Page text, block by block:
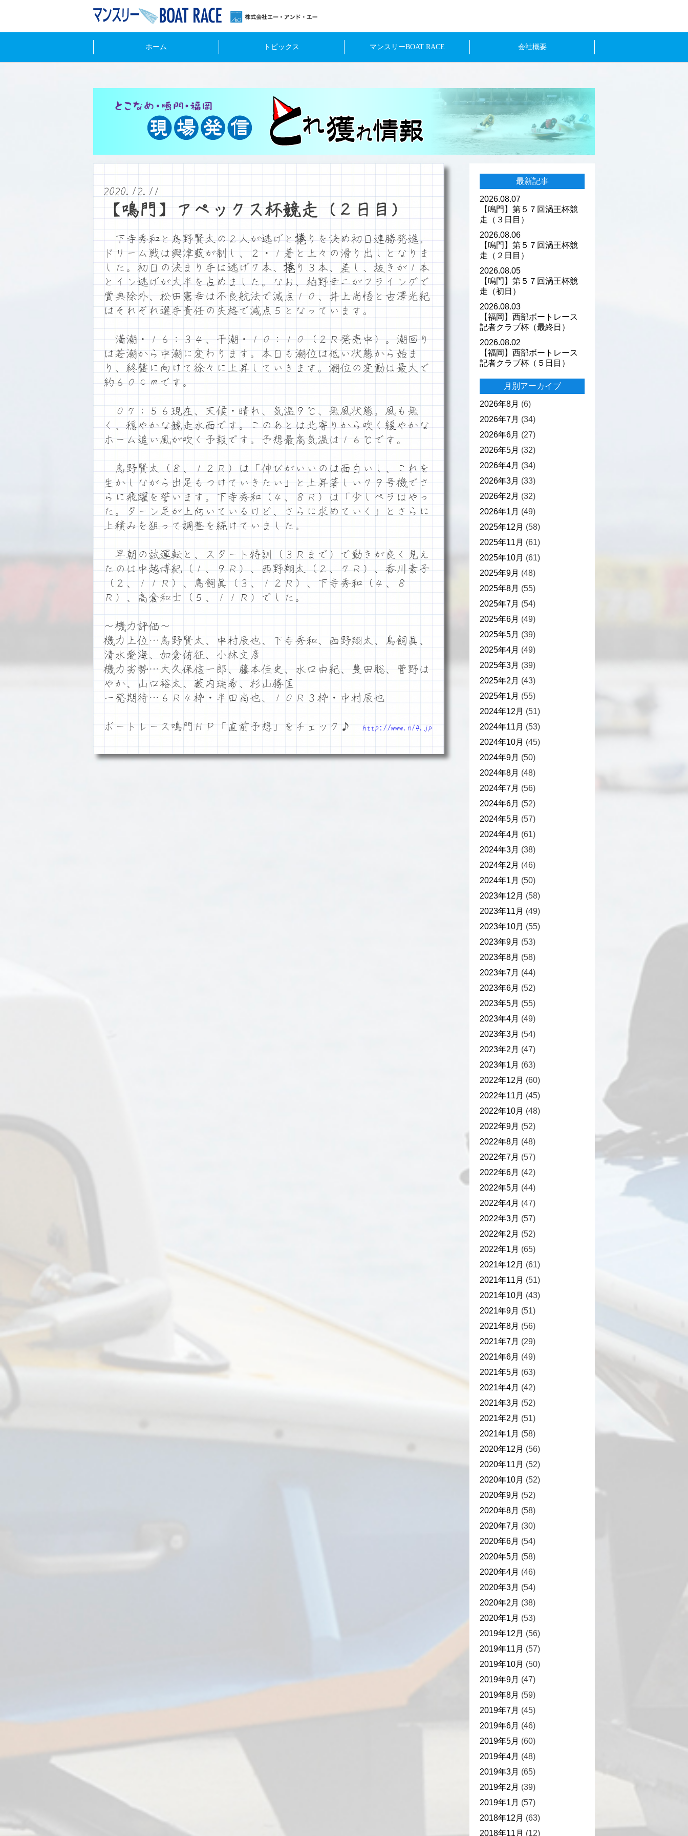
ホーム トピックス マンスリーBOAT RACE 会社概要
2020.12.11
【鳴門】アペックス杯競走（２日目）
下寺秀和と烏野賢太の２人が逃げと捲りを決め初日連勝発進。
ドリーム戦は興津藍が制し、２・１着と上々の滑り出しとなりま
した。初日の決まり手は逃げ７本、捲り３本、差し、抜きが１本
とイン逃げが大半を占めました。なお、柏野幸二がフライングで
賞典除外、松田憲幸は不良航法で減点１０、井上尚悟と古澤光紀
はそれぞれ選手責任の失格で減点５となっています。
満潮・１６：３４、干潮・１０：１０（２Ｒ発売中）。潮回り
は若潮から中潮に変わります。本日も潮位は低い状態から始ま
り、終盤に向けて徐々に上昇していきます。潮位の変動は最大で
約６０ｃｍです。
０７：５６現在、天候・晴れ、気温９℃、無風状態。風も無
く、穏やかな競走水面です。このあとは北寄りから吹く緩やかな
ホーム追い風が吹く予報です。予想最高気温は１６℃です。
烏野賢太（８、１２Ｒ）は「伸びがいいのは面白いし、これを
生かしながら出足もつけていきたい」と上昇著しい７９号機でさ
らに飛躍を誓います。下寺秀和（４、８Ｒ）は「少しペラはやっ
た。ターン足が上向いているけど、さらに求めていく」とさらに
上積みを狙って調整を続けていました。
早朝の試運転と、スタート特訓（３Ｒまで）で動きが良く見え
たのは中越博紀（１、９Ｒ）、西野翔太（２、７Ｒ）、香川素子
（２、１１Ｒ）、鳥飼眞（３、１２Ｒ）、下寺秀和（４、８
Ｒ）、高倉和士（５、１１Ｒ）でした。
～機力評価～
機力上位…烏野賢太、中村辰也、下寺秀和、西野翔太、鳥飼眞、
清水愛海、加倉侑征、小林文彦
機力劣勢…大久保信一郎、藤本佳史、水口由紀、豊田聡、菅野は
やか、山口裕太、薮内瑞希、杉山勝匡
一発期待…６Ｒ４枠・半田尚也、１０Ｒ３枠・中村辰也
ボートレース鳴門ＨＰ「直前予想」をチェック♪ http://www.n14.jp
最新記事
2026.08.07
【鳴門】第５７回渦王杯競
走（３日目）
2026.08.06
【鳴門】第５７回渦王杯競
走（２日目）
2026.08.05
【鳴門】第５７回渦王杯競
走（初日）
2026.08.03
【福岡】西部ボートレース
記者クラブ杯（最終日）
2026.08.02
【福岡】西部ボートレース
記者クラブ杯（５日目）
月別アーカイブ
2026年8月 (6)
2026年7月 (34)
2026年6月 (27)
2026年5月 (32)
2026年4月 (34)
2026年3月 (33)
2026年2月 (32)
2026年1月 (49)
2025年12月 (58)
2025年11月 (61)
2025年10月 (61)
2025年9月 (48)
2025年8月 (55)
2025年7月 (54)
2025年6月 (49)
2025年5月 (39)
2025年4月 (49)
2025年3月 (39)
2025年2月 (43)
2025年1月 (55)
2024年12月 (51)
2024年11月 (53)
2024年10月 (45)
2024年9月 (50)
2024年8月 (48)
2024年7月 (56)
2024年6月 (52)
2024年5月 (57)
2024年4月 (61)
2024年3月 (38)
2024年2月 (46)
2024年1月 (50)
2023年12月 (58)
2023年11月 (49)
2023年10月 (55)
2023年9月 (53)
2023年8月 (58)
2023年7月 (44)
2023年6月 (52)
2023年5月 (55)
2023年4月 (49)
2023年3月 (54)
2023年2月 (47)
2023年1月 (63)
2022年12月 (60)
2022年11月 (45)
2022年10月 (48)
2022年9月 (52)
2022年8月 (48)
2022年7月 (57)
2022年6月 (42)
2022年5月 (44)
2022年4月 (47)
2022年3月 (57)
2022年2月 (52)
2022年1月 (65)
2021年12月 (61)
2021年11月 (51)
2021年10月 (43)
2021年9月 (51)
2021年8月 (56)
2021年7月 (29)
2021年6月 (49)
2021年5月 (63)
2021年4月 (42)
2021年3月 (52)
2021年2月 (51)
2021年1月 (58)
2020年12月 (56)
2020年11月 (52)
2020年10月 (52)
2020年9月 (52)
2020年8月 (58)
2020年7月 (30)
2020年6月 (54)
2020年5月 (58)
2020年4月 (46)
2020年3月 (54)
2020年2月 (38)
2020年1月 (53)
2019年12月 (56)
2019年11月 (57)
2019年10月 (50)
2019年9月 (47)
2019年8月 (59)
2019年7月 (45)
2019年6月 (46)
2019年5月 (60)
2019年4月 (48)
2019年3月 (65)
2019年2月 (39)
2019年1月 (57)
2018年12月 (63)
2018年11月 (12)